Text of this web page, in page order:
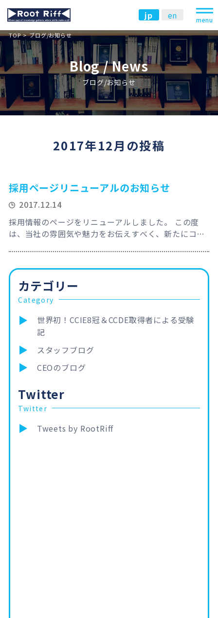
jp en menu
TOP ブログ/お知らせ
Blog / News
ブログ/お知らせ
2017年12月の投稿
採用ページリニューアルのお知らせ
2017.12.14
採用情報のページをリニューアルしました。 この度
は、当社の雰囲気や魅力をお伝えすべく、新たにコン
カテゴリー
Category
世界初！CCIE8冠＆CCDE取得者による受験
記
スタッフブログ
CEOのブログ
Twitter
Twitter
Tweets by RootRiff